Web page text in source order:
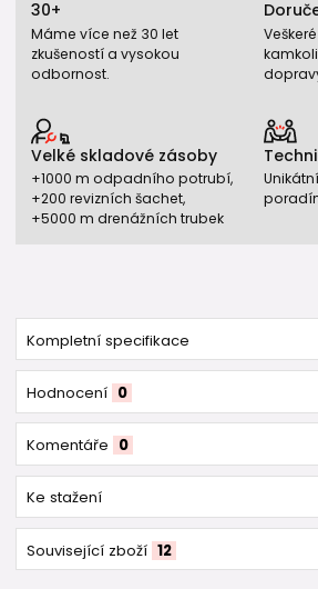
30+
Máme více než 30 let
zkušeností a vysokou
odbornost.
Velké skladové zásoby
+1000 m odpadního potrubí,
+200 revizních šachet,
+5000 m drenážních trubek
Kompletní specifikace
Hodnocení 0
Komentáře 0
Ke stažení
Související zboží 12